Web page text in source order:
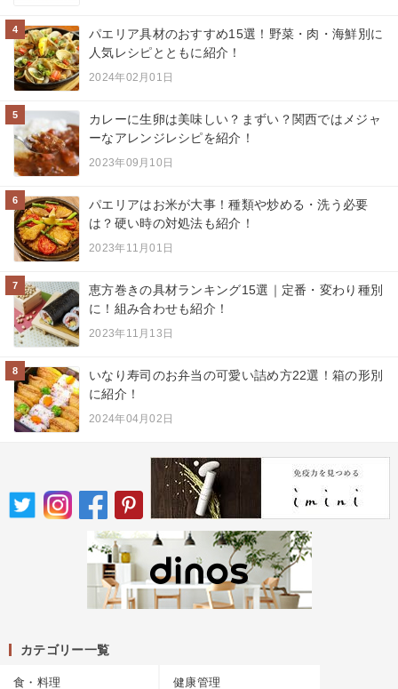
4
パエリア具材のおすすめ15選！野菜・肉・海鮮別に
人気レシピとともに紹介！
2024年02月01日
5
カレーに生卵は美味しい？まずい？関西ではメジャ
ーなアレンジレシピを紹介！
2023年09月10日
6
パエリアはお米が大事！種類や炒める・洗う必要
は？硬い時の対処法も紹介！
2023年11月01日
7
恵方巻きの具材ランキング15選｜定番・変わり種別
に！組み合わせも紹介！
2023年11月13日
8
いなり寿司のお弁当の可愛い詰め方22選！箱の形別
に紹介！
2024年04月02日
カテゴリー一覧
食・料理 健康管理